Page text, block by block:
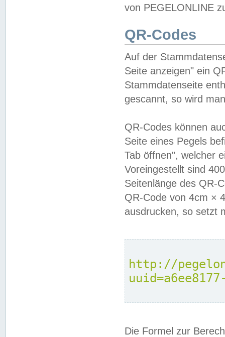
von PEGELONLINE
QR-Codes
Auf der
Seite anzeigen" ein
Stammdatenseite
gescannt, so wird
QR-Codes können
Seite eines Pegels
Tab öffnen", welcher
Voreingestellt sind
Seitenlänge des QR-
QR-Code von 4cm ×
ausdrucken, so setzt
http://
Die Formel zur